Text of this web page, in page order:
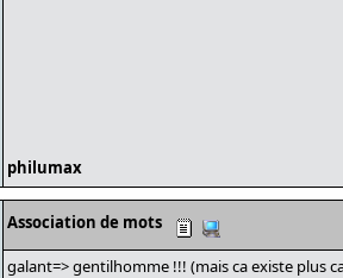
philumax
Association de mots
galant=> gentilhomme !!! (mais ca existe plus